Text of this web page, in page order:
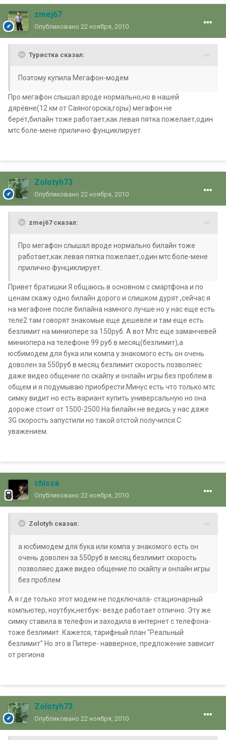
zmej67
Опубликовано 22 ноября, 2010
Туристка сказал:
Поэтому купила Мегафон-модем
Про мегафон слышал вроде нормально,но в нашей
дярёвне(12 км от Саяногорска,горы) мегафон не
берёт,билайн тоже работает,как левая пятка пожелает,один
мтс боле-мене прилично фунциклирует.
Zolotyh73
Опубликовано 22 ноября, 2010
zmej67 сказал:
Про мегафон слышал вроде нормально билайн тоже
работает,как левая пятка пожелает,один мтс боле-мене
прилично фунциклирует.
Привет братишки.Я общаюсь в основном с смартфона и по
ценам скажу одно билайн дорого и слишком дурят ,сейчас я
на мегафоне после билайна намного лучше но у нас еще есть
теле2 там говорят знакомые еще дешевле и там еще есть
безлимит на миниопере за 150руб. А вот Мтс еще заманчевей
миниопера на телефоне 99 руб в месяц(безлимит),а
юсбимодем для бука или компа у знакомого есть он очень
доволен за 550руб в месяц безлимит скорость позволяес
даже видео общение по скайпу и онлайн игры без проблем в
общем и я подумываю приобрести.Минус есть что только мтс
симку видит но есть вариант купить универсальную но она
дороже стоит от 1500-2500.На билайн не ведись у нас даже
3G скорость запустили но такой отстой получился.С
уважением.
chissa
Опубликовано 22 ноября, 2010
Zolotyh сказал:
а юсбимодем для бука или компа у знакомого есть он
очень доволен за 550руб в месяц безлимит скорость
позволяес даже видео общение по скайпу и онлайн игры
без проблем
А я где только этот модем не подключала- стационарный
компьютер, ноутбук,нетбук- везде работает отлично. Эту же
симку ставила в телефон и заходила в интернет с телефона-
тоже безлимит. Кажется, тарифный план "Реальный
безлимит" Но это в Питере- навверное, предложение зависит
от региона
Zolotyh73
Опубликовано 22 ноября, 2010